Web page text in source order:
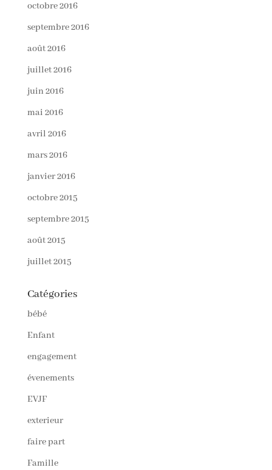
octobre 2016
septembre 2016
août 2016
juillet 2016
juin 2016
mai 2016
avril 2016
mars 2016
janvier 2016
octobre 2015
septembre 2015
août 2015
juillet 2015
Catégories
bébé
Enfant
engagement
évenements
EVJF
exterieur
faire part
Famille